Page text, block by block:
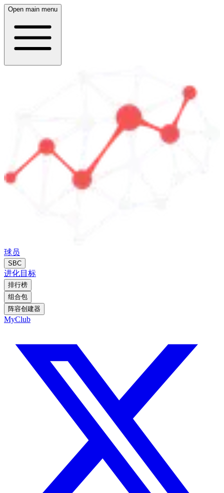
Open main menu
球员
SBC
进化目标
排行榜
组合包
阵容创建器
MyClub